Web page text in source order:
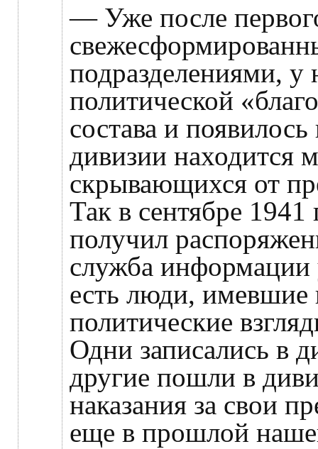
— Уже после
подразделениями, у
политической
состава и
дивизии находится
скрывающихся от
Так в сентябре
получил
служба информации
есть люди,
политические
Одни записались в
другие пошли в
наказания за свои
еще в прошлой